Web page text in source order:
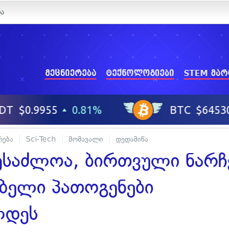
მეცნიერება ტექნოლოგიები STEM
Sci-Tech მომავალი დედამიწა
ბირთვული
პათოგენები